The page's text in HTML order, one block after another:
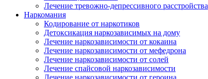
Лечение тревожно-депрессивного расстройства
Наркомания
Кодирование от наркотиков
Детоксикация наркозависимых на дому
Лечение наркозависимости от кокаина
Лечение наркозависимости от мефедрона
Лечение наркозависимости от солей
Лечение спайсовой наркозависимости
Лечение наркозависимости от героина